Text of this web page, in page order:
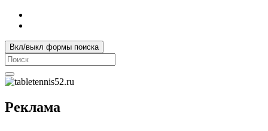
Вкл/выкл формы поиска
Search
for:
Реклама